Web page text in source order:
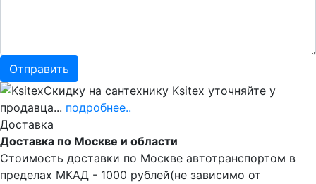
Скидку на сантехнику Ksitex уточняйте у
продавца... подробнее..
Доставка
Доставка по Москве и области
Стоимость доставки по Москве автотранспортом в
пределах МКАД - 1000 рублей(не зависимо от